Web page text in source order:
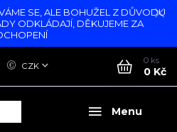
SE, ALE BOHUŽEL Z DŮVODU
ODKLÁDAJÍ, DĚKUJEME ZA
Menu
CZK
0 ks
0 Kč